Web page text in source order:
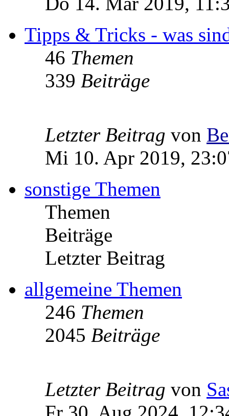
Tipps & Tricks - was
46 Themen
339 Beiträge
Letzter Beitrag von
Mi 10. Apr 2019,
sonstige Themen
Themen
Beiträge
Letzter Beitrag
allgemeine Themen
246 Themen
2045 Beiträge
Letzter Beitrag von